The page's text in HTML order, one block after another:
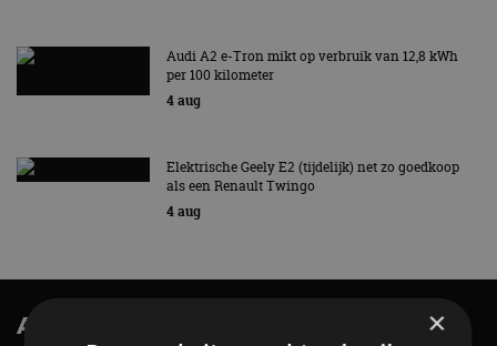
Audi A2 e-Tron mikt op verbruik van 12,8 kWh
per 100 kilometer
4 aug
Elektrische Geely E2 (tijdelijk) net zo goedkoop
als een Renault Twingo
4 aug
AutoRAI.nl TV ×